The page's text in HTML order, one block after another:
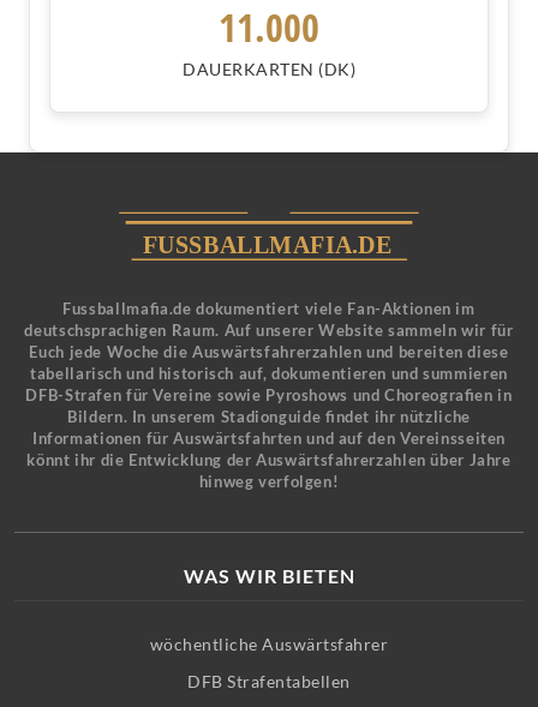
11.000
DAUERKARTEN (DK)
Fussballmafia.de dokumentiert viele Fan-Aktionen im
deutschsprachigen Raum. Auf unserer Website sammeln wir für
Euch jede Woche die Auswärtsfahrerzahlen und bereiten diese
tabellarisch und historisch auf, dokumentieren und summieren
DFB-Strafen für Vereine sowie Pyroshows und Choreografien in
Bildern. In unserem Stadionguide findet ihr nützliche
Informationen für Auswärtsfahrten und auf den Vereinsseiten
könnt ihr die Entwicklung der Auswärtsfahrerzahlen über Jahre
hinweg verfolgen!
WAS WIR BIETEN
wöchentliche Auswärtsfahrer
DFB Strafentabellen